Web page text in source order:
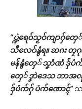
“ပ္ဍဲရေဝ်သၟဝ်ကျာဂှ်
သဳလေဝ်နွံရ။ ဆဂး တၠ
မန်နွံတှေ် သၞာံဏံ ဒှ်ပံက်
တှေ် ဒၞာဲဒေသ ဘာအ
ဒှ်ပံက်ဂှ် ပံက်ဏောၚ်”သ